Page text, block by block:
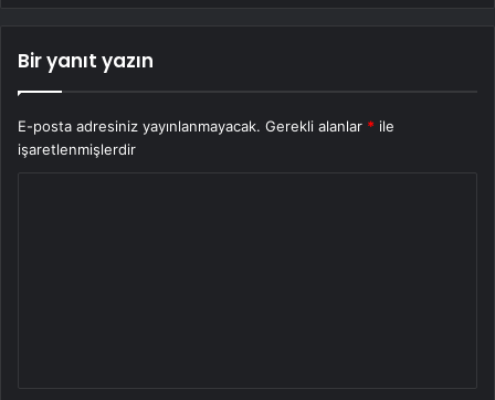
Bir yanıt yazın
E-posta adresiniz yayınlanmayacak. Gerekli alanlar * ile
işaretlenmişlerdir